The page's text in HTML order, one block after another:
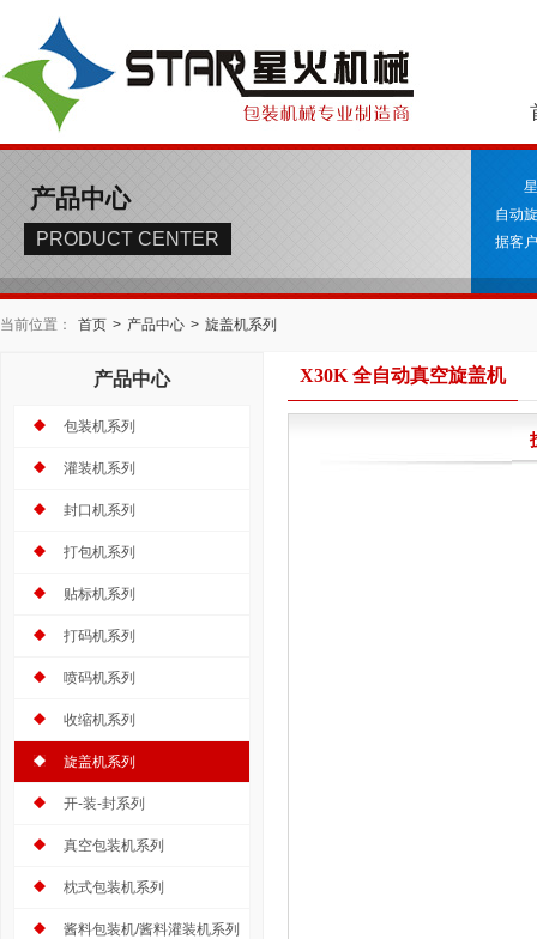
产品中心
PRODUCT CENTER
自动
据客
当前位置： 首页 > 产品中心 > 旋盖机系列
产品中心
包装机系列
灌装机系列
封口机系列
打包机系列
贴标机系列
打码机系列
喷码机系列
收缩机系列
旋盖机系列
开-装-封系列
真空包装机系列
枕式包装机系列
酱料包装机/酱料灌装机系列
X30K 全自动真空旋盖机